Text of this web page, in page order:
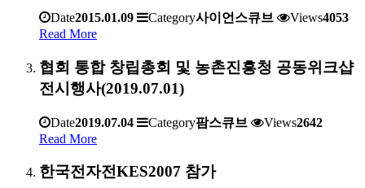
Date2015.01.09 Category사이언스큐브 Views4053
Read More
협회 통합 창립총회 및 농촌진흥청 공동위크샵
전시행사(2019.07.01)
Date2019.07.04 Category팜스큐브 Views2642
Read More
한국전자전KES2007 참가